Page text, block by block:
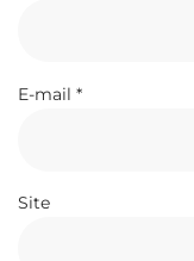
E-mail *
Site